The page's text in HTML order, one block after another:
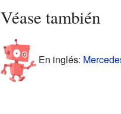
Véase también
En inglés: